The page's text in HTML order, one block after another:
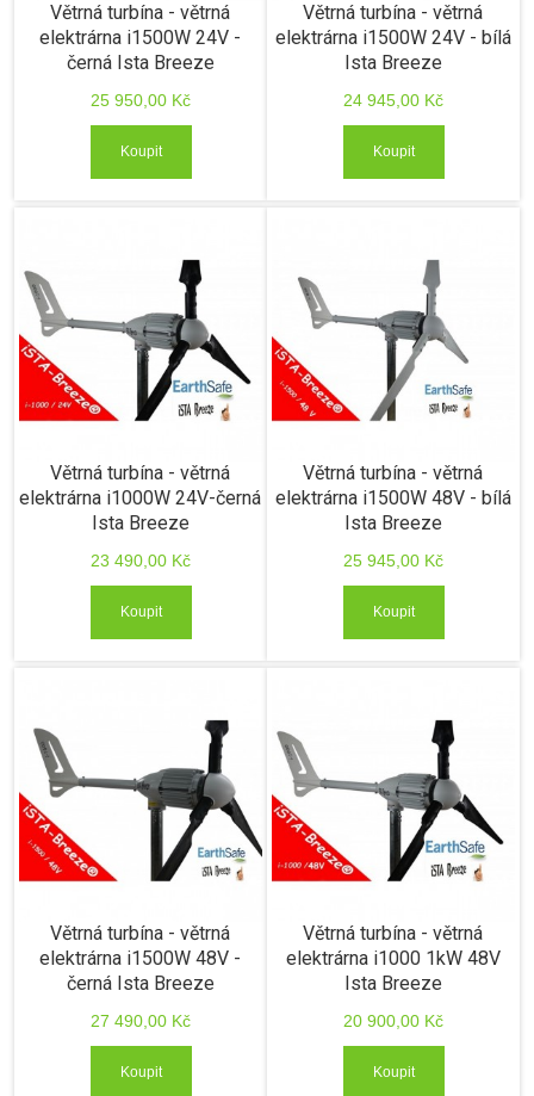
Větrná turbína - větrná
elektrárna i1500W 24V -
černá Ista Breeze
25 950,00 Kč
Koupit
Větrná turbína - větrná
elektrárna i1500W 24V - bílá
Ista Breeze
24 945,00 Kč
Koupit
Větrná turbína - větrná
elektrárna i1000W 24V-černá
Ista Breeze
23 490,00 Kč
Koupit
Větrná turbína - větrná
elektrárna i1500W 48V - bílá
Ista Breeze
25 945,00 Kč
Koupit
Větrná turbína - větrná
elektrárna i1500W 48V -
černá Ista Breeze
27 490,00 Kč
Koupit
Větrná turbína - větrná
elektrárna i1000 1kW 48V
Ista Breeze
20 900,00 Kč
Koupit